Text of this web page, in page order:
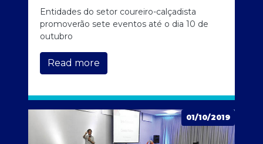
Entidades do setor coureiro-calçadista
promoverão sete eventos até o dia 10 de
outubro
Read more
01/10/2019